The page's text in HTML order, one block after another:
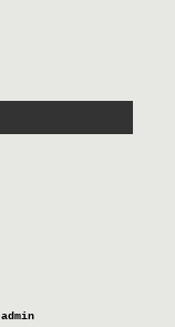
admin